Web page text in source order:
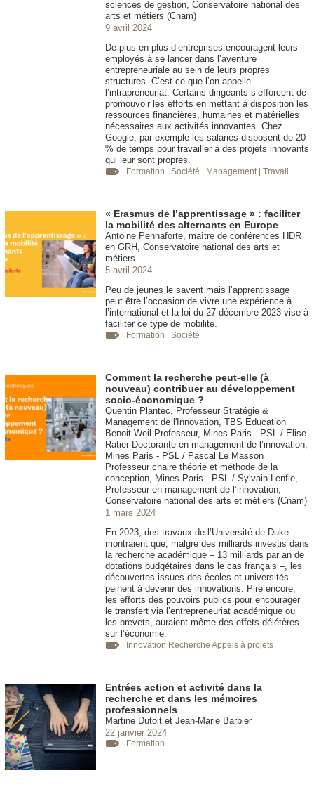
sciences de gestion, Conservatoire national des
arts et métiers (Cnam)
9 avril 2024
De plus en plus d’entreprises encouragent leurs
employés à se lancer dans l’aventure
entrepreneuriale au sein de leurs propres
structures. C’est ce que l’on appelle
l’intrapreneuriat. Certains dirigeants s’efforcent de
promouvoir les efforts en mettant à disposition les
ressources financières, humaines et matérielles
nécessaires aux activités innovantes. Chez
Google, par exemple les salariés disposent de 20
% de temps pour travailler à des projets innovants
qui leur sont propres.
| Formation | Société | Management | Travail
« Erasmus de l’apprentissage » : faciliter
la mobilité des alternants en Europe
Antoine Pennaforte, maître de conférences HDR
en GRH, Conservatoire national des arts et
métiers
5 avril 2024
Peu de jeunes le savent mais l’apprentissage
peut être l’occasion de vivre une expérience à
l’international et la loi du 27 décembre 2023 vise à
faciliter ce type de mobilité.
| Formation | Société
Comment la recherche peut-elle (à
nouveau) contribuer au développement
socio-économique ?
Quentin Plantec, Professeur Stratégie &
Management de l'Innovation, TBS Education
Benoit Weil Professeur, Mines Paris - PSL / Elise
Ratier Doctorante en management de l’innovation,
Mines Paris - PSL / Pascal Le Masson
Professeur chaire théorie et méthode de la
conception, Mines Paris - PSL / Sylvain Lenfle,
Professeur en management de l’innovation,
Conservatoire national des arts et métiers (Cnam)
1 mars 2024
En 2023, des travaux de l’Université de Duke
montraient que, malgré des milliards investis dans
la recherche académique – 13 milliards par an de
dotations budgétaires dans le cas français –, les
découvertes issues des écoles et universités
peinent à devenir des innovations. Pire encore,
les efforts des pouvoirs publics pour encourager
le transfert via l’entrepreneuriat académique ou
les brevets, auraient même des effets délétères
sur l’économie.
| Innovation Recherche Appels à projets
Entrées action et activité dans la
recherche et dans les mémoires
professionnels
Martine Dutoit et Jean-Marie Barbier
22 janvier 2024
| Formation